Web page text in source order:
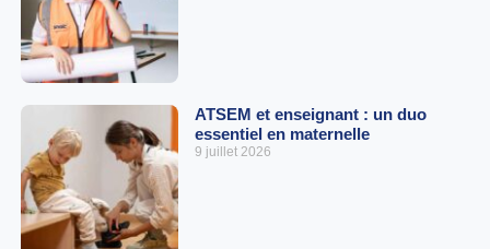
ATSEM et enseignant : un duo
essentiel en maternelle
9 juillet 2026